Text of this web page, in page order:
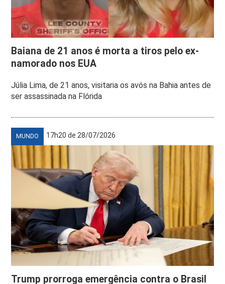
Baiana de 21 anos é morta a tiros pelo ex-
namorado nos EUA
Júlia Lima, de 21 anos, visitaria os avós na Bahia antes de
ser assassinada na Flórida
MUNDO 17h20 de 28/07/2026
Trump prorroga emergência contra o Brasil